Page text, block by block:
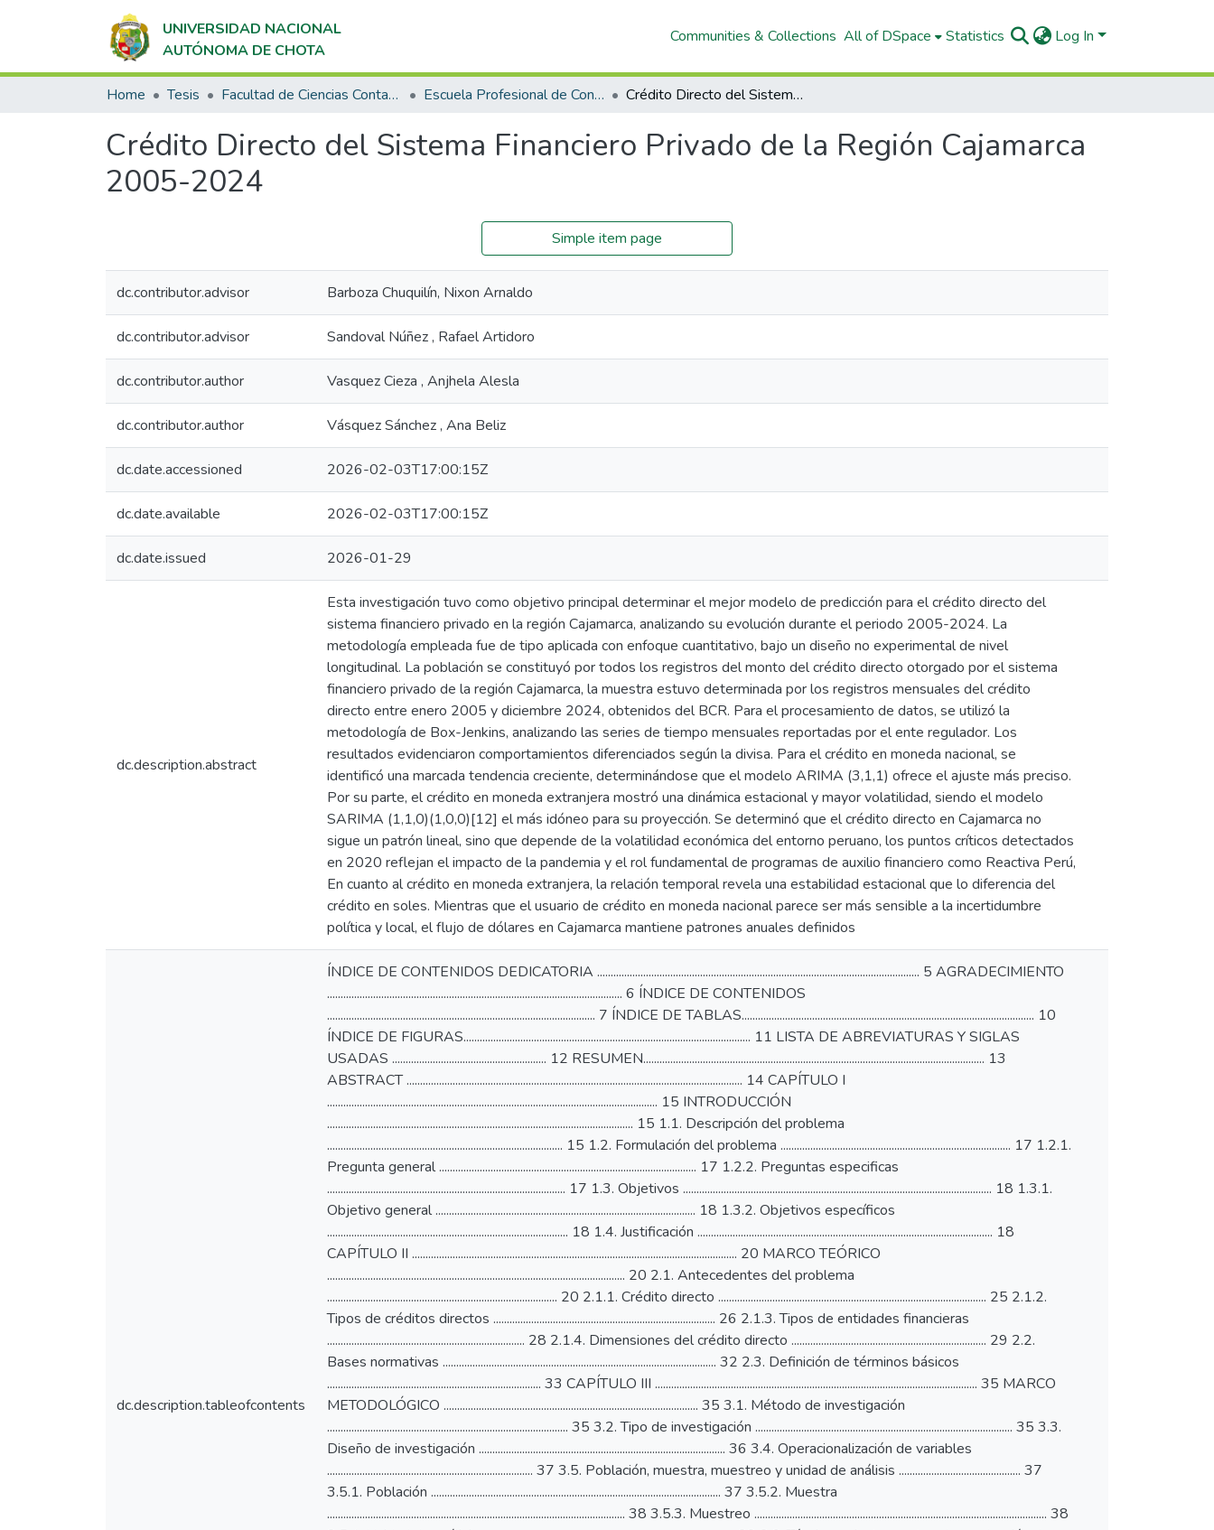
UNIVERSIDAD NACIONAL
AUTÓNOMA DE CHOTA
Communities & Collections All of DSpace Statistics Log In
Home Tesis Facultad de Ciencias Contables y Empresariales Escuela Profesional de Contabilidad Crédito Directo del Sistema Financiero Privado de la Región Cajamarca 2005-2024
Crédito Directo del Sistema Financiero Privado de la Región Cajamarca
2005-2024
Simple item page
dc.contributor.advisor Barboza Chuquilín, Nixon Arnaldo
dc.contributor.advisor Sandoval Núñez , Rafael Artidoro
dc.contributor.author Vasquez Cieza , Anjhela Alesla
dc.contributor.author Vásquez Sánchez , Ana Beliz
dc.date.accessioned 2026-02-03T17:00:15Z
dc.date.available 2026-02-03T17:00:15Z
dc.date.issued 2026-01-29
dc.description.abstract
Esta investigación tuvo como objetivo principal determinar el mejor modelo de predicción para el crédito directo del
sistema financiero privado en la región Cajamarca, analizando su evolución durante el periodo 2005-2024. La
metodología empleada fue de tipo aplicada con enfoque cuantitativo, bajo un diseño no experimental de nivel
longitudinal. La población se constituyó por todos los registros del monto del crédito directo otorgado por el sistema
financiero privado de la región Cajamarca, la muestra estuvo determinada por los registros mensuales del crédito
directo entre enero 2005 y diciembre 2024, obtenidos del BCR. Para el procesamiento de datos, se utilizó la
metodología de Box-Jenkins, analizando las series de tiempo mensuales reportadas por el ente regulador. Los
resultados evidenciaron comportamientos diferenciados según la divisa. Para el crédito en moneda nacional, se
identificó una marcada tendencia creciente, determinándose que el modelo ARIMA (3,1,1) ofrece el ajuste más preciso.
Por su parte, el crédito en moneda extranjera mostró una dinámica estacional y mayor volatilidad, siendo el modelo
SARIMA (1,1,0)(1,0,0)[12] el más idóneo para su proyección. Se determinó que el crédito directo en Cajamarca no
sigue un patrón lineal, sino que depende de la volatilidad económica del entorno peruano, los puntos críticos detectados
en 2020 reflejan el impacto de la pandemia y el rol fundamental de programas de auxilio financiero como Reactiva Perú,
En cuanto al crédito en moneda extranjera, la relación temporal revela una estabilidad estacional que lo diferencia del
crédito en soles. Mientras que el usuario de crédito en moneda nacional parece ser más sensible a la incertidumbre
política y local, el flujo de dólares en Cajamarca mantiene patrones anuales definidos
dc.description.tableofcontents
ÍNDICE DE CONTENIDOS DEDICATORIA ....................................................................................................................... 5 AGRADECIMIENTO
............................................................................................................. 6 ÍNDICE DE CONTENIDOS
................................................................................................... 7 ÍNDICE DE TABLAS............................................................................................................ 10
ÍNDICE DE FIGURAS.......................................................................................................... 11 LISTA DE ABREVIATURAS Y SIGLAS
USADAS ......................................................... 12 RESUMEN.............................................................................................................................. 13
ABSTRACT ............................................................................................................................ 14 CAPÍTULO I
.......................................................................................................................... 15 INTRODUCCIÓN
................................................................................................................. 15 1.1. Descripción del problema
....................................................................................... 15 1.2. Formulación del problema ..................................................................................... 17 1.2.1.
Pregunta general ............................................................................................... 17 1.2.2. Preguntas especificas
........................................................................................ 17 1.3. Objetivos .................................................................................................................. 18 1.3.1.
Objetivo general ................................................................................................ 18 1.3.2. Objetivos específicos
......................................................................................... 18 1.4. Justificación ............................................................................................................. 18
CAPÍTULO II ........................................................................................................................ 20 MARCO TEÓRICO
.............................................................................................................. 20 2.1. Antecedentes del problema
..................................................................................... 20 2.1.1. Crédito directo ................................................................................................... 25 2.1.2.
Tipos de créditos directos .................................................................................. 26 2.1.3. Tipos de entidades financieras
......................................................................... 28 2.1.4. Dimensiones del crédito directo ........................................................................ 29 2.2.
Bases normativas ..................................................................................................... 32 2.3. Definición de términos básicos
............................................................................... 33 CAPÍTULO III ....................................................................................................................... 35 MARCO
METODOLÓGICO .............................................................................................. 35 3.1. Método de investigación
......................................................................................... 35 3.2. Tipo de investigación ............................................................................................... 35 3.3.
Diseño de investigación ........................................................................................... 36 3.4. Operacionalización de variables
............................................................................ 37 3.5. Población, muestra, muestreo y unidad de análisis ............................................. 37
3.5.1. Población ........................................................................................................... 37 3.5.2. Muestra
.............................................................................................................. 38 3.5.3. Muestreo ............................................................................................................ 38